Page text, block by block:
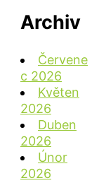
Archiv
Červene
c 2026
Květen
2026
Duben
2026
Únor
2026